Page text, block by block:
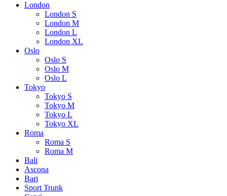
London
London S
London M
London L
London XL
Oslo
Oslo S
Oslo M
Oslo L
Tokyo
Tokyo S
Tokyo M
Tokyo L
Tokyo XL
Roma
Roma S
Roma M
Bali
Ascona
Bari
Sport Trunk